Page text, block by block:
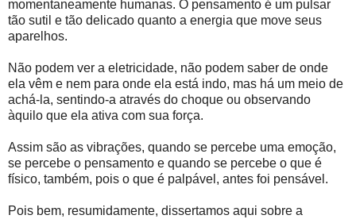
momentaneamente humanas. O pensamento é um pulsar
tão sutil e tão delicado quanto a energia que move seus
aparelhos.
Não podem ver a eletricidade, não podem saber de onde
ela vêm e nem para onde ela está indo, mas há um meio de
achá-la, sentindo-a através do choque ou observando
àquilo que ela ativa com sua força.
Assim são as vibrações, quando se percebe uma emoção,
se percebe o pensamento e quando se percebe o que é
físico, também, pois o que é palpável, antes foi pensável.
Pois bem, resumidamente, dissertamos aqui sobre a